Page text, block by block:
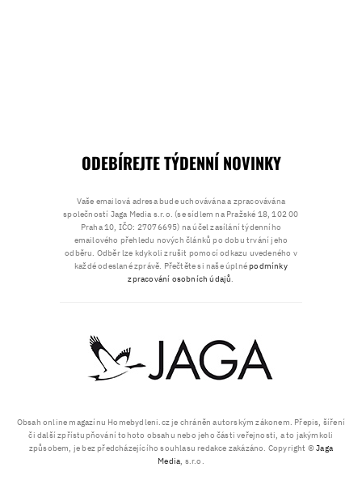
Obsah online magazínu Homebydleni.cz je chráněn autorským zákonem. Přepis, šíření
či další zpřístupňování tohoto obsahu nebo jeho části veřejnosti, a to jakýmkoli
způsobem, je bez předcházejícího souhlasu redakce zakázáno. Copyright ©Jaga
Media, s.r.o.
ODEBÍREJTE TÝDENNÍ NOVINKY
Vaše emailová adresa bude uchovávána a zpracovávána
společností Jaga Media s.r.o. (se sídlem na Pražské 18, 102 00
Praha 10, IČO: 27076695) na účel zasílání týdenního
emailového přehledu nových článků po dobu trvání jeho
odběru. Odběr lze kdykoli zrušit pomocí odkazu uvedeného v
každé odeslané zprávě. Přečtěte si naše úplnépodmínky
zpracování osobních údajů.